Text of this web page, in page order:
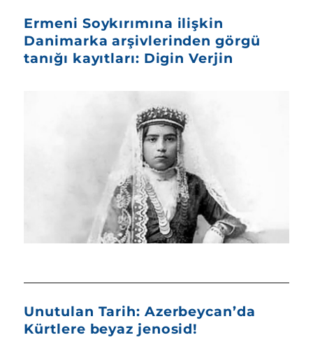
Ermeni Soykırımına ilişkin
Danimarka arşivlerinden görgü
tanığı kayıtları: Digin Verjin
Unutulan Tarih: Azerbeycan’da
Kürtlere beyaz jenosid!